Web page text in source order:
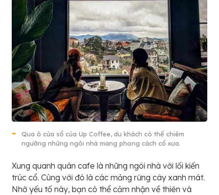
Qua ô cửa sổ của Up Coffee, du khách có thể chiêm
ngưỡng những ngôi nhà mang phong cách cổ xưa.
Xung quanh quán cafe là những ngôi nhà với lối kiến
trúc cổ. Cùng với đó là các mảng rừng cây xanh mát.
Nhờ yếu tố này, bạn có thể cảm nhận về thiên và